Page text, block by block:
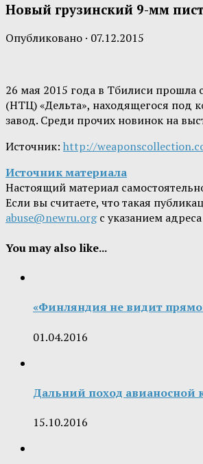
Новый грузинский 9-мм
Опубликовано · 07.12.2015
26 мая 2015 года в Тбилиси прошла
(НТЦ) «Дельта», находящегося под
завод. Среди прочих новинок на
Источник: http://
Источник материала
Настоящий материал
Если вы считаете, что такая
abuse@newru.orgс указанием
You may also like...
«Финляндия не видит
01.04.2016
Дальний поход
15.10.2016